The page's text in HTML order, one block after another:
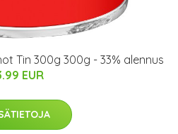
Tin 300g 300g - 33% alennus
EUR